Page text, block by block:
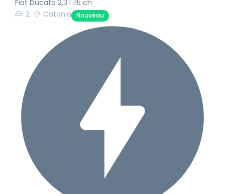
Fiat Ducato 2,3 l 115 ch
2
Catania Nouveau